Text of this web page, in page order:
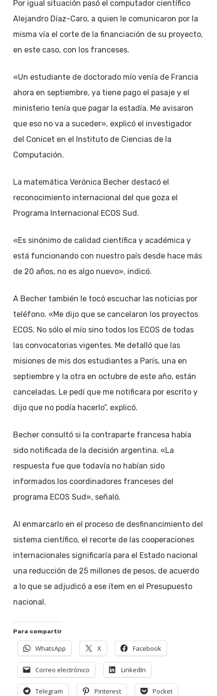
Por igual situación pasó el computador científico
Alejandro Díaz-Caro, a quien le comunicaron por la
misma vía el corte de la financiación de su proyecto,
en este caso, con los franceses.
«Un estudiante de doctorado mío venía de Francia
ahora en septiembre, ya tiene pago el pasaje y el
ministerio tenía que pagar la estadía. Me avisaron
que eso no va a suceder», explicó el investigador
del Conicet en el Instituto de Ciencias de la
Computación.
La matemática Verónica Becher destacó el
reconocimiento internacional del que goza el
Programa Internacional ECOS Sud.
«Es sinónimo de calidad científica y académica y
está funcionando con nuestro país desde hace más
de 20 años, no es algo nuevo», indicó.
A Becher también le tocó escuchar las noticias por
teléfono. «Me dijo que se cancelaron los proyectos
ECOS. No sólo el mío sino todos los ECOS de todas
las convocatorias vigentes. Me detalló que las
misiones de mis dos estudiantes a París, una en
septiembre y la otra en octubre de este año, están
canceladas. Le pedí que me notificara por escrito y
dijo que no podía hacerlo”, explicó.
Becher consultó si la contraparte francesa había
sido notificada de la decisión argentina. «La
respuesta fue que todavía no habían sido
informados los coordinadores franceses del
programa ECOS Sud», señaló.
Al enmarcarlo en el proceso de desfinancimiento del
sistema científico, el recorte de las cooperaciones
internacionales significaría para el Estado nacional
una reducción de 25 millones de pesos, de acuerdo
a lo que se adjudicó a ese ítem en el Presupuesto
nacional.
Para compartir
WhatsApp X Facebook
Correo electrónico LinkedIn
Telegram Pinterest Pocket